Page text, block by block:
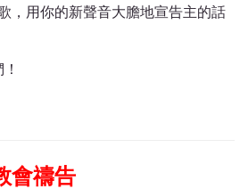
，用你的新聲音大膽地宣告主的話
會禱告